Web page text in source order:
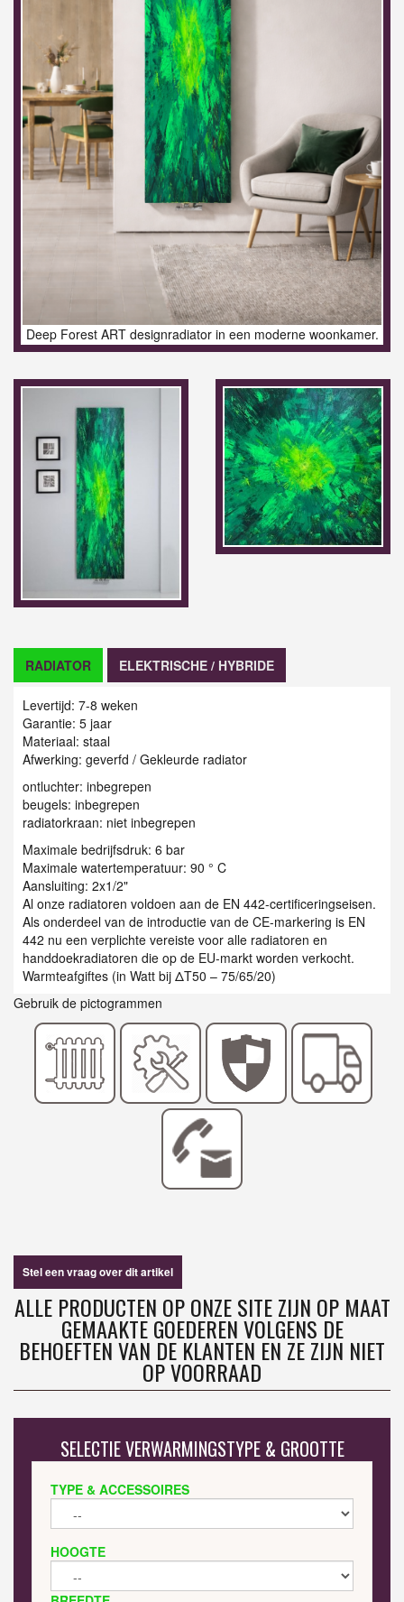
Deep Forest ART designradiator in een moderne woonkamer.
RADIATOR ELEKTRISCHE / HYBRIDE
Levertijd: 7-8 weken
Garantie: 5 jaar
Materiaal: staal
Afwerking: geverfd / Gekleurde radiator
ontluchter: inbegrepen
beugels: inbegrepen
radiatorkraan: niet inbegrepen
Maximale bedrijfsdruk: 6 bar
Maximale watertemperatuur: 90 ° C
Aansluiting: 2x1/2"
Al onze radiatoren voldoen aan de EN 442-certificeringseisen.
Als onderdeel van de introductie van de CE-markering is EN
442 nu een verplichte vereiste voor alle radiatoren en
handdoekradiatoren die op de EU-markt worden verkocht.
Warmteafgiftes (in Watt bij ΔT50 – 75/65/20)
Gebruik de pictogrammen
Stel een vraag over dit artikel
ALLE PRODUCTEN OP ONZE SITE ZIJN OP MAAT
GEMAAKTE GOEDEREN VOLGENS DE
BEHOEFTEN VAN DE KLANTEN EN ZE ZIJN NIET
OP VOORRAAD
SELECTIE VERWARMINGSTYPE & GROOTTE
TYPE & ACCESSOIRES
HOOGTE